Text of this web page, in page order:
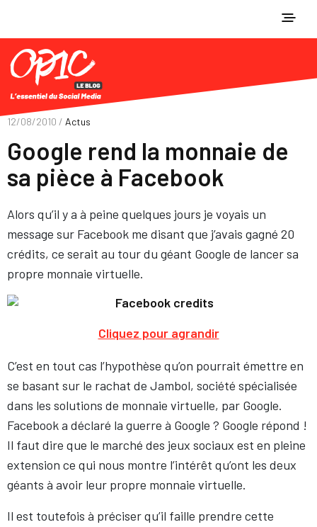
12/08/2010 / Actus
Google rend la monnaie de
sa pièce à Facebook
Alors qu’il y a à peine quelques jours je voyais un
message sur Facebook me disant que j’avais gagné 20
crédits, ce serait au tour du géant Google de lancer sa
propre monnaie virtuelle.
Cliquez pour agrandir
C’est en tout cas l’hypothèse qu’on pourrait émettre en
se basant sur le rachat de Jambol, société spécialisée
dans les solutions de monnaie virtuelle, par Google.
Facebook a déclaré la guerre à Google ? Google répond !
Il faut dire que le marché des jeux sociaux est en pleine
extension ce qui nous montre l’intérêt qu’ont les deux
géants à avoir leur propre monnaie virtuelle.
Il est toutefois à préciser qu’il faille prendre cette